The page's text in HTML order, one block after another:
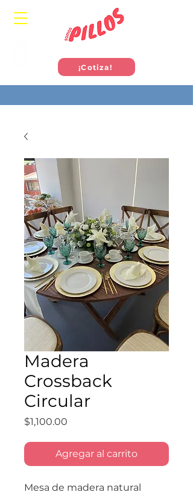
¡Cotiza!
Madera
Crossback
Circular
$1,100.00
Agregar al carrito
Mesa de madera natural